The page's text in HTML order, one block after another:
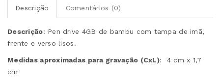
Descrição Comentários (0)
Descrição: Pen drive 4GB de bambu com tampa de imã,
frente e verso lisos.
Medidas aproximadas para gravação (CxL): 4 cm x 1,7
cm